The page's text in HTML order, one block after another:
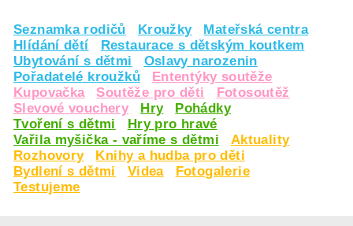
Seznamka rodičů Kroužky
Mateřská centra
Hlídání dětí
Restaurace s dětským koutkem
Ubytování s dětmi
Oslavy narozenin
Pořadatelé kroužků
Ententýky soutěže
Kupovačka
Soutěže pro děti
Fotosoutěž
Slevové vouchery
Hry
Pohádky
Tvoření s dětmi
Hry pro hravé
Vařila myšička - vaříme s dětmi
Aktuality
Rozhovory
Knihy a hudba pro děti
Bydlení s dětmi
Videa
Fotogalerie
Testujeme